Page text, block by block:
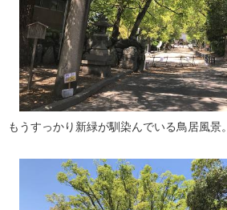
もうすっかり新緑が馴染んでいる鳥居風景。